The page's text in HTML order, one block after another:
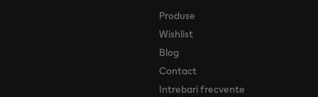
Produse
Wishlist
Blog
Contact
Intrebari frecvente